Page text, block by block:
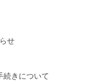
せ
続きについて